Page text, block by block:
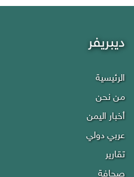
ديبريفر
الرئيسية
من نحن
أخبار اليمن
عربي دولي
تقارير
صحافة